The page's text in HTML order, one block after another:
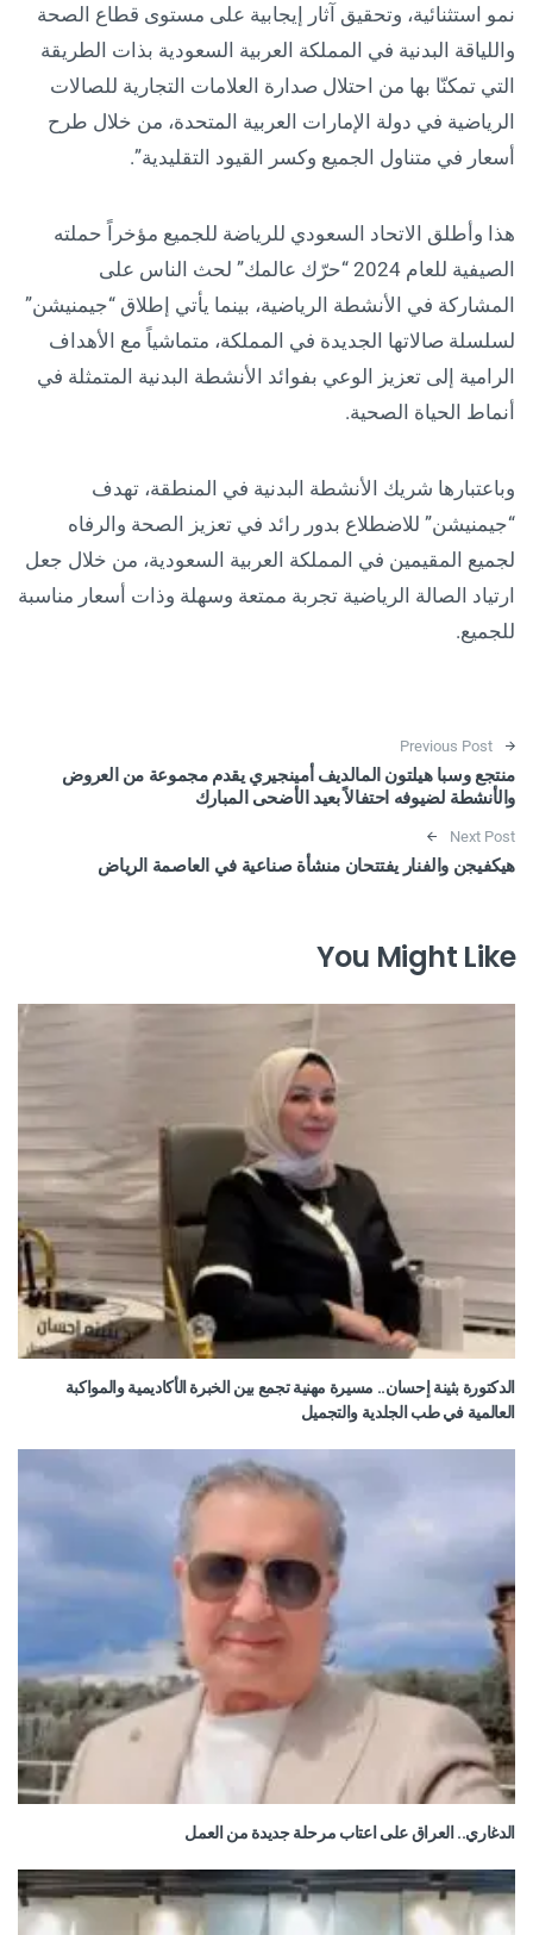
نمو استثنائية، وتحقيق آثار إيجابية على مستوى قطاع الصحة
واللياقة البدنية في المملكة العربية السعودية بذات الطريقة
التي تمكنّا بها من احتلال صدارة العلامات التجارية للصالات
الرياضية في دولة الإمارات العربية المتحدة، من خلال طرح
أسعار في متناول الجميع وكسر القيود التقليدية”.
هذا وأطلق الاتحاد السعودي للرياضة للجميع مؤخراً حملته
الصيفية للعام 2024 “حرّك عالمك” لحث الناس على
المشاركة في الأنشطة الرياضية، بينما يأتي إطلاق “جيمنيشن”
لسلسلة صالاتها الجديدة في المملكة، متماشياً مع الأهداف
الرامية إلى تعزيز الوعي بفوائد الأنشطة البدنية المتمثلة في
أنماط الحياة الصحية.
وباعتبارها شريك الأنشطة البدنية في المنطقة، تهدف
“جيمنيشن” للاضطلاع بدور رائد في تعزيز الصحة والرفاه
لجميع المقيمين في المملكة العربية السعودية، من خلال جعل
ارتياد الصالة الرياضية تجربة ممتعة وسهلة وذات أسعار مناسبة
للجميع.
Post navigation
Previous Post
منتجع وسبا هيلتون المالديف أمينجيري يقدم مجموعة من العروض
والأنشطة لضيوفه احتفالاً بعيد الأضحى المبارك
Next Post
هيكفيجن والفنار يفتتحان منشأة صناعية في العاصمة الرياض
You Might Like
الدكتورة بثينة إحسان.. مسيرة مهنية تجمع بين الخبرة الأكاديمية والمواكبة
العالمية في طب الجلدية والتجميل
الدغاري.. العراق على اعتاب مرحلة جديدة من العمل